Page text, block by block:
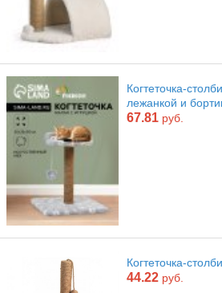
Когтеточка-
лежанкой и
67.81 руб.
Когтеточка-
44.22 руб.